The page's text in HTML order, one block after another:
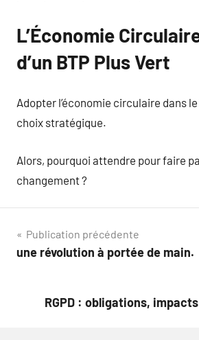
L’Économie
d’un BTP Plus Vert
Adopter l’économie circulaire dans le
choix stratégique.
Alors, pourquoi attendre pour faire
changement ?
Navigation
de
Publication précédente
une révolution à portée de main.
RGPD : obligations,